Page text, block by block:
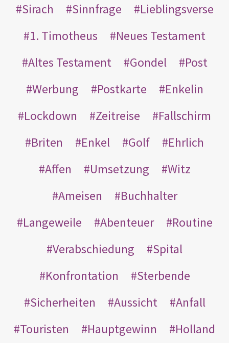
Sirach
Sinnfrage
Lieblingsverse
1. Timotheus
Neues Testament
Altes Testament
Gondel
Post
Werbung
Postkarte
Enkelin
Lockdown
Zeitreise
Fallschirm
Briten
Enkel Golf
Ehrlich
Affen
Umsetzung
Witz
Ameisen
Buchhalter
Langeweile
Abenteuer
Routine
Verabschiedung
Spital
Konfrontation
Sterbende
Sicherheiten
Aussicht
Anfall
Touristen
Hauptgewinn Holland